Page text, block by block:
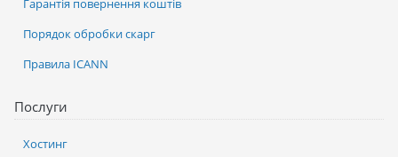
Послуги
Хостинг
Гарантія повернення коштів
Порядок обробки скарг
Правила ICANN